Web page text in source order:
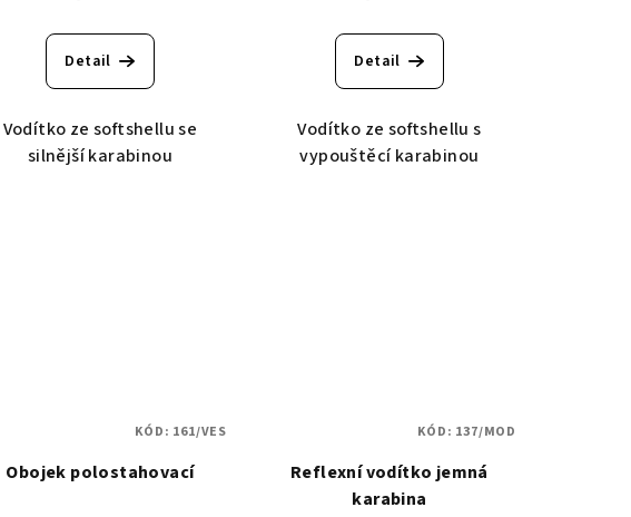
Detail
Vodítko ze softshellu se
silnější karabinou
Detail
Vodítko ze softshellu s
vypouštěcí karabinou
Obojek polostahovací
KÓD: 161/VES
Reflexní vodítko jemná
karabina
KÓD: 137/MOD